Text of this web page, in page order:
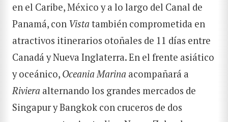
en el Caribe, México y a lo largo del Canal de
Panamá, con Vista también comprometida en
atractivos itinerarios otoñales de 11 días entre
Canadá y Nueva Inglaterra. En el frente asiático
y oceánico, Oceania Marina acompañará a
Riviera alternando los grandes mercados de
Singapur y Bangkok con cruceros de dos